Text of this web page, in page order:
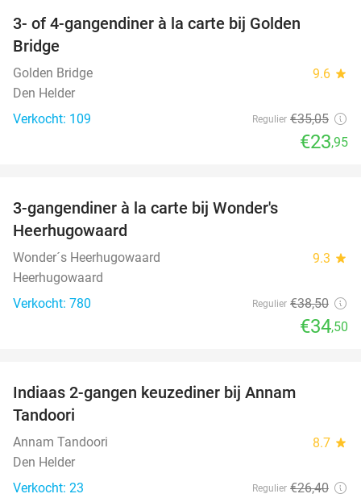
3- of 4-gangendiner à la carte bij Golden
Bridge
Golden Bridge 9.6 star
Den Helder
Verkocht: 109
Regulier €35,05
€23,95
3-gangendiner à la carte bij Wonder's
Heerhugowaard
Wonder´s Heerhugowaard 9.3 star
Heerhugowaard
Verkocht: 780
Regulier €38,50
€34,50
Indiaas 2-gangen keuzediner bij Annam
Tandoori
Annam Tandoori 8.7 star
Den Helder
Verkocht: 23
Regulier €26,40